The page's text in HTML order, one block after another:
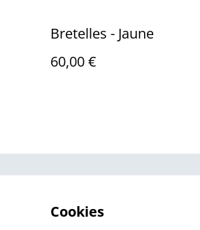
Bretelles - Jaune
60,00 €
Cookies